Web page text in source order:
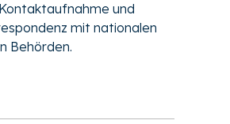
und
mit nationalen
Behörden.